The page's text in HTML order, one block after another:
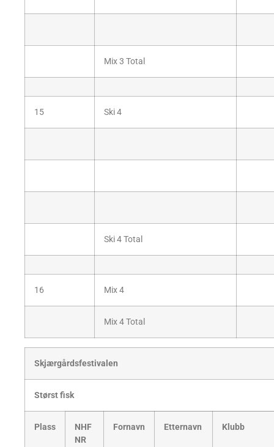
Mix 3 Total
15 Ski 4
Ski 4 Total
16 Mix 4
Mix 4 Total
Skjærgårdsfestivalen
Størst fisk
Plass
NHF
NR
Fornavn Etternavn Klubb